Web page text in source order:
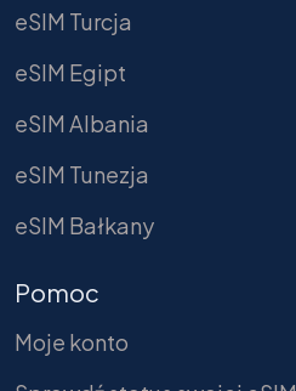
eSIM Turcja
eSIM Egipt
eSIM Albania
eSIM Tunezja
eSIM Bałkany
Pomoc
Moje konto